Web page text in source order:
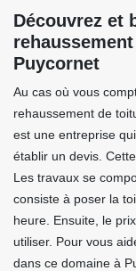
Découvrez et
Puycornet
Au cas où vous
rehaussement de
est une entreprise
établir un devis.
Les travaux se
consiste à poser la
heure. Ensuite, le
utiliser. Pour vous
dans ce domaine à